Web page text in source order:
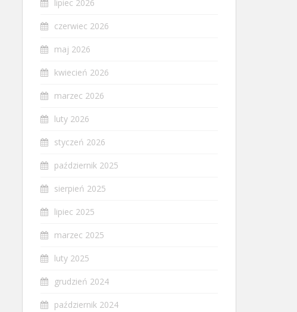
lipiec 2026
czerwiec 2026
maj 2026
kwiecień 2026
marzec 2026
luty 2026
styczeń 2026
październik 2025
sierpień 2025
lipiec 2025
marzec 2025
luty 2025
grudzień 2024
październik 2024